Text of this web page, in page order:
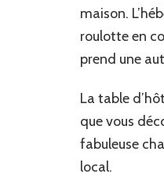
maison.
roulotte en
prend une
La table
que vous
fabuleuse
local.